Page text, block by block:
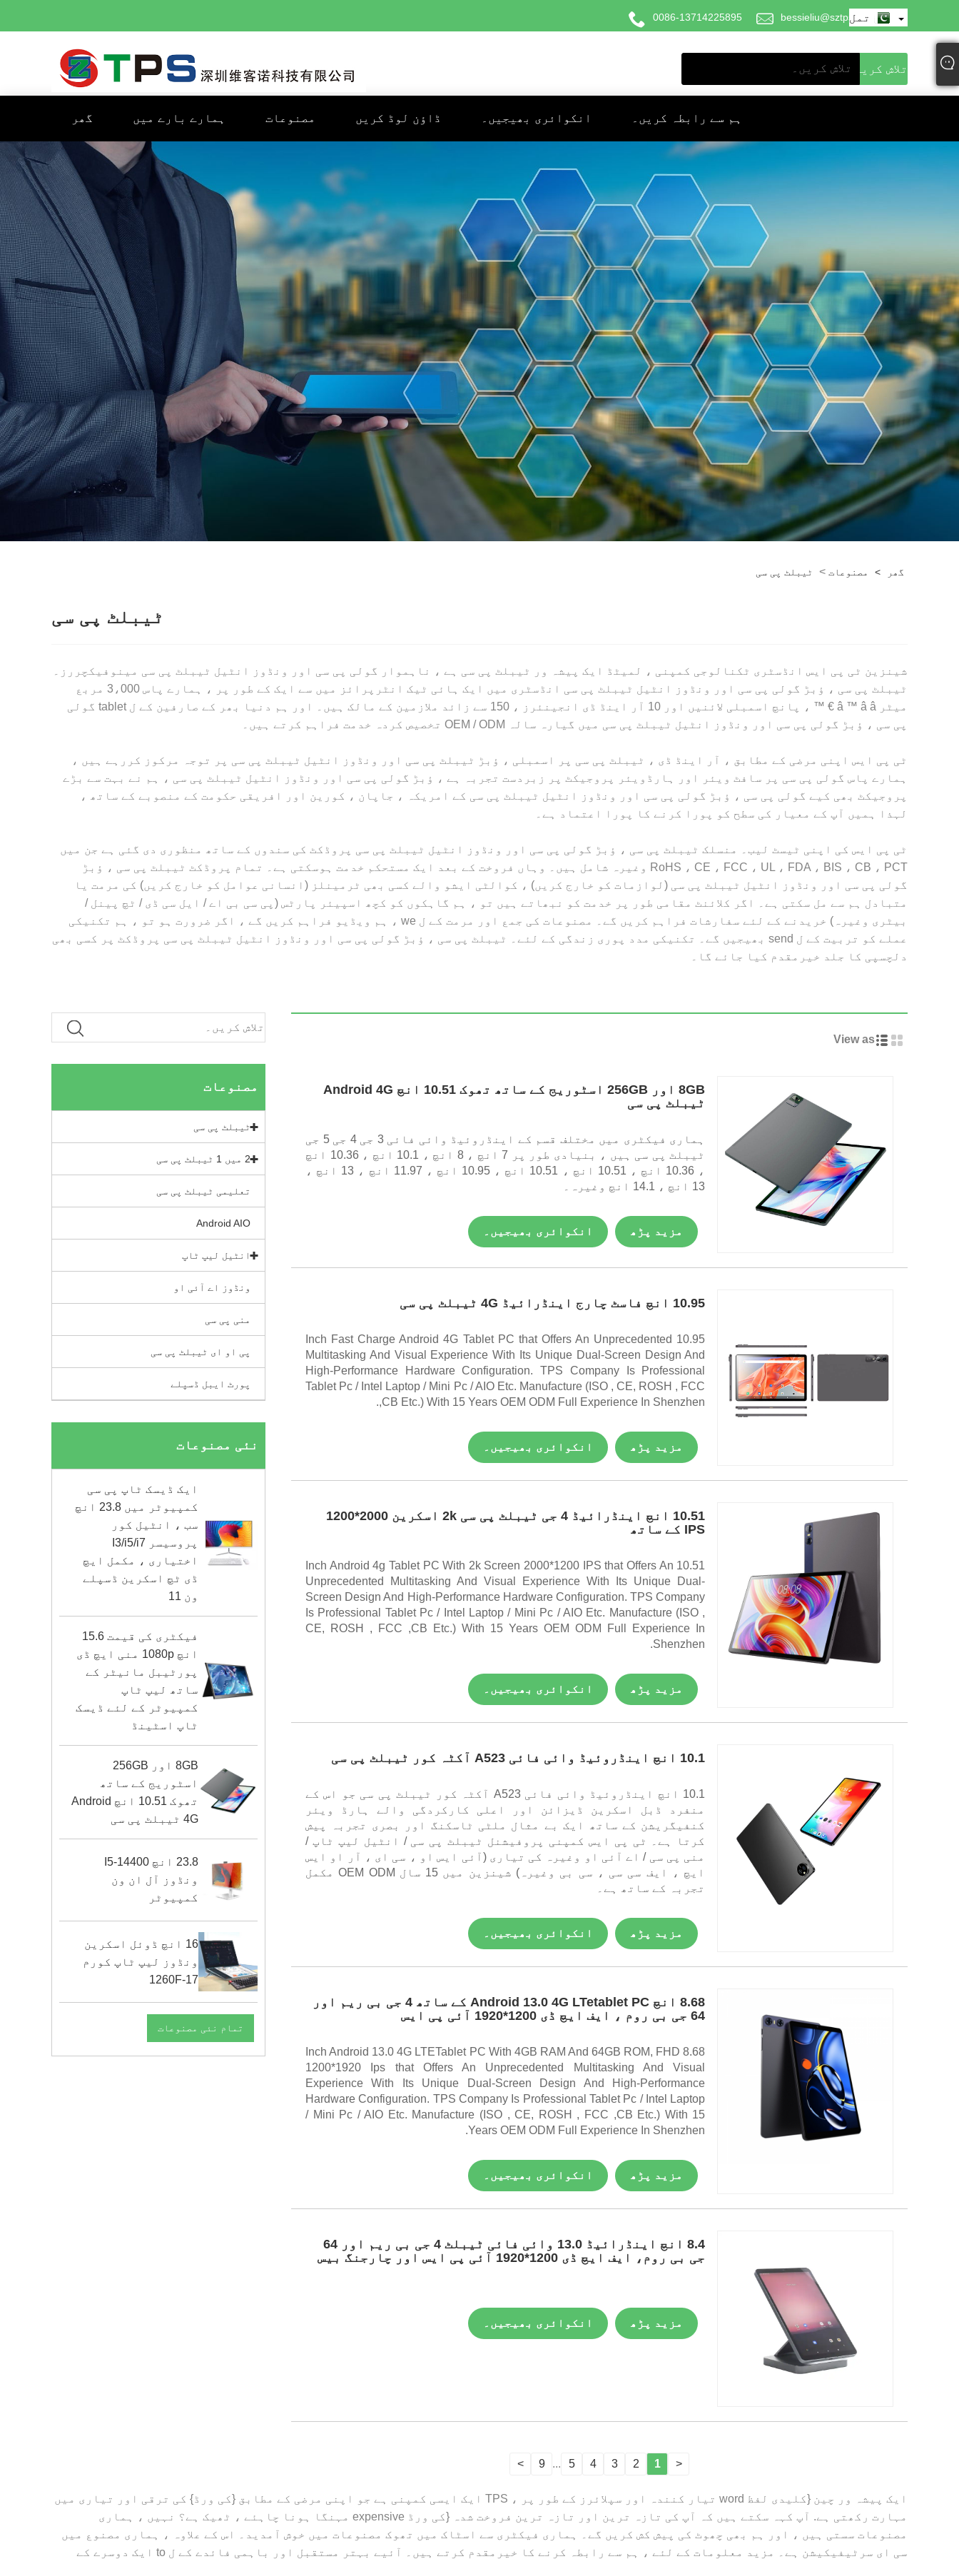
0086-13714225895 bessieliu@sztpswkn.com
تمل
گھر ہمارے بارے میں مصنوعات ڈاؤن لوڈ کریں انکوائری بھیجیں۔ ہم سے رابطہ کریں۔
گھر > مصنوعات > ٹیبلٹ پی سی
ٹیبلٹ پی سی
شینزین ٹی پی ایس انڈسٹری ٹکنالوجی کمپنی ، لمیٹڈ ایک پیشہ ور ٹیبلٹ پی سی ہے ، ناہموار گولی پی سی اور ونڈوز انٹیل ٹیبلٹ پی سی مینوفیکچررز۔
ٹیبلٹ پی سی ، ؤبڑ گولی پی سی اور ونڈوز انٹیل ٹیبلٹ پی سی انڈسٹری میں ایک ہائی ٹیک انٹرپرائز میں سے ایک کے طور پر ، ہمارے پاس 3،000 مربع
میٹر â ™ â â € ™ ، پانچ اسمبلی لائنیں اور 10 آر اینڈ ڈی انجینئرز ، 150 سے زائد ملازمین کے مالک ہیں۔ اور ہم دنیا بھر کے صارفین کے ل tablet گولی
پی سی ، ؤبڑ گولی پی سی اور ونڈوز انٹیل ٹیبلٹ پی سی میں گیارہ سالہ OEM / ODM تخصیص کردہ خدمت فراہم کرتے ہیں۔
ٹی پی ایس اپنی مرضی کے مطابق ، آر اینڈ ڈی ، ٹیبلٹ پی سی پر اسمبلی ، ؤبڑ ٹیبلٹ پی سی اور ونڈوز انٹیل ٹیبلٹ پی سی پر توجہ مرکوز کررہے ہیں ،
ہمارے پاس گولی پی سی پر سافٹ ویئر اور ہارڈویئر پروجیکٹ پر زبردست تجربہ ہے ، ؤبڑ گولی پی سی اور ونڈوز انٹیل ٹیبلٹ پی سی ، ہم نے بہت سے بڑے
پروجیکٹ بھی کیے گولی پی سی ، ؤبڑ گولی پی سی اور ونڈوز انٹیل ٹیبلٹ پی سی کے امریکہ ، جاپان ، کورین اور افریقی حکومت کے منصوبے کے ساتھ ،
لہذا ہمیں آپ کے معیار کی سطح کو پورا کرنے کا پورا اعتماد ہے۔
ٹی پی ایس کی اپنی ٹیسٹ لیب۔ منسلک ٹیبلٹ پی سی ، ؤبڑ گولی پی سی اور ونڈوز انٹیل ٹیبلٹ پی سی پروڈکٹ کی سندوں کے ساتھ منظوری دی گئی ہے جن میں
RoHS ، CE ، FCC ، UL ، FDA ، BIS ، CB ، PCT وغیرہ شامل ہیں۔ وہاں فروخت کے بعد ایک مستحکم خدمت ہوسکتی ہے۔ تمام پروڈکٹ ٹیبلٹ پی سی ، ؤبڑ
گولی پی سی اور ونڈوز انٹیل ٹیبلٹ پی سی (لوازمات کو خارج کریں) ، کوالٹی ایشو والے کسی بھی ٹرمینلز (انسانی عوامل کو خارج کریں) کی مرمت یا
متبادل ہم سے مل سکتی ہے۔ اگر کلائنٹ مقامی طور پر خدمت کو نبھاتے ہیں تو ، ہم گاہکوں کو کچھ اسپیئر پارٹس (پی سی بی اے / ایل سی ڈی / ٹچ پینل /
بیٹری وغیرہ) خریدنے کے لئے سفارشات فراہم کریں گے۔ مصنوعات کی جمع اور مرمت کے ل we ، ہم ویڈیو فراہم کریں گے ، اگر ضرورت ہو تو ، ہم تکنیکی
عملے کو تربیت کے ل send بھیجیں گے۔ تکنیکی مدد پوری زندگی کے لئے۔ ٹیبلٹ پی سی ، ؤبڑ گولی پی سی اور ونڈوز انٹیل ٹیبلٹ پی سی پروڈکٹ پر کسی بھی
دلچسپی کا جلد خیرمقدم کیا جائے گا۔
مصنوعات
ٹیبلٹ پی سی
2 میں 1 ٹیبلٹ پی سی
تعلیمی ٹیبلٹ پی سی
Android AIO
انٹیل لیپ ٹاپ
ونڈوز اے آئی او
منی پی سی
پی او ای ٹیبلٹ پی سی
پورٹ ایبل ڈسپلے
نئی مصنوعات
ایک ڈیسک ٹاپ پی سی
کمپیوٹر میں 23.8 انچ
سب ، انٹیل کور
پروسیسر I3/i5/i7
اختیاری ، مکمل ایچ
ڈی ٹچ اسکرین ڈسپلے
ون 11
فیکٹری کی قیمت 15.6
انچ 1080p منی ایچ ڈی
پورٹیبل مانیٹر کے
ساتھ لیپ ٹاپ
کمپیوٹر کے لئے ڈیسک
ٹاپ اسٹینڈ
8GB اور 256GB
اسٹوریج کے ساتھ
تھوک 10.51 انچ Android
4G ٹیبلٹ پی سی
23.8 انچ I5-14400
ونڈوز آل ان ون
کمپیوٹر
16 انچ ڈوئل اسکرین
ونڈوز لیپ ٹاپ کورم
17-1260F
تمام نئی مصنوعات
View as
8GB اور 256GB اسٹوریج کے ساتھ تھوک 10.51 انچ Android 4G
ٹیبلٹ پی سی
ہماری فیکٹری میں مختلف قسم کے اینڈروئیڈ وائی فائی 3 جی 4 جی 5 جی
ٹیبلٹ پی سی ہیں ، بنیادی طور پر 7 انچ ، 8 انچ ، 10.1 انچ ، 10.36 انچ
، 10.36 انچ ، 10.51 انچ ، 10.51 انچ ، 10.95 انچ ، 11.97 انچ ، 13 انچ ،
13 انچ ، 14.1 انچ وغیرہ۔
مزید پڑھ انکوائری بھیجیں۔
10.95 انچ فاسٹ چارج اینڈرائیڈ 4G ٹیبلٹ پی سی
10.95 Inch Fast Charge Android 4G Tablet PC that Offers An Unprecedented
Multitasking And Visual Experience With Its Unique Dual-Screen Design And
High-Performance Hardware Configuration. TPS Company Is Professional
Tablet Pc / Intel Laptop / Mini Pc / AIO Etc. Manufacture (ISO , CE, ROSH , FCC
,CB Etc.) With 15 Years OEM ODM Full Experience In Shenzhen.
مزید پڑھ انکوائری بھیجیں۔
10.51 انچ اینڈرائیڈ 4 جی ٹیبلٹ پی سی 2k اسکرین 2000*1200
IPS کے ساتھ
10.51 Inch Android 4g Tablet PC With 2k Screen 2000*1200 IPS that Offers An
Unprecedented Multitasking And Visual Experience With Its Unique Dual-
Screen Design And High-Performance Hardware Configuration. TPS Company
Is Professional Tablet Pc / Intel Laptop / Mini Pc / AIO Etc. Manufacture (ISO ,
CE, ROSH , FCC ,CB Etc.) With 15 Years OEM ODM Full Experience In
Shenzhen.
مزید پڑھ انکوائری بھیجیں۔
10.1 انچ اینڈروئیڈ وائی فائی A523 آکٹہ کور ٹیبلٹ پی سی
10.1 انچ اینڈروئیڈ وائی فائی A523 آکٹہ کور ٹیبلٹ پی سی جو اس کے
منفرد ڈبل اسکرین ڈیزائن اور اعلی کارکردگی والے ہارڈ ویئر
کنفیگریشن کے ساتھ ایک بے مثال ملٹی ٹاسکنگ اور بصری تجربہ پیش
کرتا ہے۔ ٹی پی ایس کمپنی پروفیشنل ٹیبلٹ پی سی / انٹیل لیپ ٹاپ /
منی پی سی / اے آئی او وغیرہ کی تیاری (آئی ایس او ، سی ای ، آر او ایس
ایچ ، ایف سی سی ، سی بی وغیرہ) شینزین میں 15 سال OEM ODM مکمل
تجربہ کے ساتھ ہے۔
مزید پڑھ انکوائری بھیجیں۔
8.68 انچ Android 13.0 4G LTetablet PC کے ساتھ 4 جی بی ریم اور
64 جی بی روم ، ایف ایچ ڈی 1200*1920 آئی پی ایس
8.68 Inch Android 13.0 4G LTETablet PC With 4GB RAM And 64GB ROM, FHD
1200*1920 Ips that Offers An Unprecedented Multitasking And Visual
Experience With Its Unique Dual-Screen Design And High-Performance
Hardware Configuration. TPS Company Is Professional Tablet Pc / Intel Laptop
/ Mini Pc / AIO Etc. Manufacture (ISO , CE, ROSH , FCC ,CB Etc.) With 15
Years OEM ODM Full Experience In Shenzhen.
مزید پڑھ انکوائری بھیجیں۔
8.4 انچ اینڈرائیڈ 13.0 وائی فائی ٹیبلٹ 4 جی بی ریم اور 64
جی بی روم، ایف ایچ ڈی 1200*1920 آئی پی ایس اور چارجنگ بیس
مزید پڑھ انکوائری بھیجیں۔
<
1
2
3
4
5
...
9
>
ایک پیشہ ور چین {کلیدی لفظ word تیار کنندہ اور سپلائرز کے طور پر ، TPS ایک ایسی کمپنی ہے جو اپنی مرضی کے مطابق {کی ورڈ} کی ترقی اور تیاری میں
مہارت رکھتی ہے. آپ کہہ سکتے ہیں کہ آپ کی تازہ ترین اور تازہ ترین فروخت شدہ {کی ورڈ expensive مہنگا ہونا چاہئے ، ٹھیک ہے؟ نہیں ، ہماری
مصنوعات سستی ہیں ، اور ہم بھی چھوٹ کی پیش کش کریں گے۔ ہماری فیکٹری سے اسٹاک میں تھوک مصنوعات میں خوش آمدید۔ اس کے علاوہ ، ہماری مصنوع میں
سی ای سرٹیفیکیشن ہے۔ مزید معلومات کے لئے ، ہم سے رابطہ کرنے کا خیرمقدم کرتے ہیں۔ آئیے بہتر مستقبل اور باہمی فائدے کے ل to ایک دوسرے کے